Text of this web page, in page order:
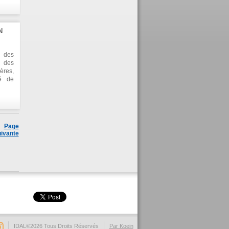
de
des
des
de
Page
Par Koein
IDAL©2026 Tous Droits Réservés